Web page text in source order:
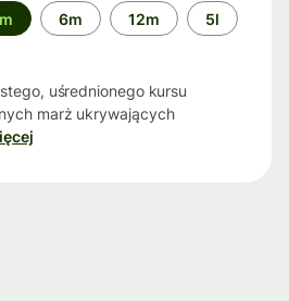
6m 12m 5l
uśrednionego kursu
marż ukrywających